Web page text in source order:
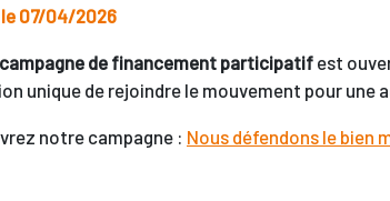
le 07/04/2026
campagne de financement participatif est
unique de rejoindre le mouvement pour une
notre campagne : Nous défendons le bien